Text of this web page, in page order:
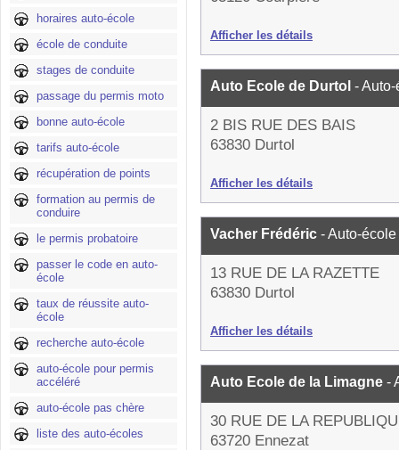
horaires auto-école
école de conduite
stages de conduite
passage du permis moto
bonne auto-école
tarifs auto-école
récupération de points
formation au permis de
conduire
le permis probatoire
passer le code en auto-
école
taux de réussite auto-
école
recherche auto-école
auto-école pour permis
accéléré
auto-école pas chère
liste des auto-écoles
Afficher les détails
Auto Ecole de Durtol -
2 BIS RUE DES BAIS
63830 Durtol
Afficher les détails
Vacher Frédéric - Auto-école
13 RUE DE LA RAZETTE
63830 Durtol
Afficher les détails
Auto Ecole de la Limagne -
30 RUE DE LA
63720 Ennezat